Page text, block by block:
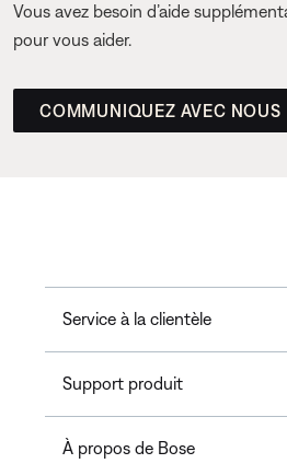
Vous avez besoin d’aide
pour vous aider.
COMMUNIQUEZ AVEC NOUS
Service à la clientèle
Support produit
À propos de Bose